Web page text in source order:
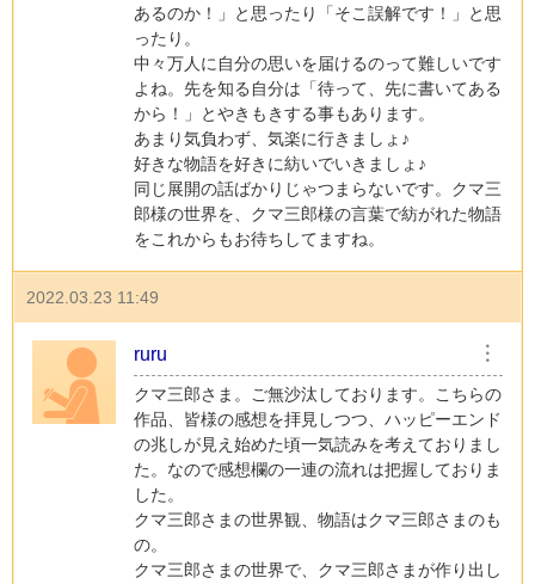
あるのか！」と思ったり「そこ誤解です！」と思
ったり。
中々万人に自分の思いを届けるのって難しいです
よね。先を知る自分は「待って、先に書いてある
から！」とやきもきする事もあります。
あまり気負わず、気楽に行きましょ♪
好きな物語を好きに紡いでいきましょ♪
同じ展開の話ばかりじゃつまらないです。クマ三
郎様の世界を、クマ三郎様の言葉で紡がれた物語
をこれからもお待ちしてますね。
2022.03.23 11:49
ruru ︙
クマ三郎さま。ご無沙汰しております。こちらの
作品、皆様の感想を拝見しつつ、ハッピーエンド
の兆しが見え始めた頃一気読みを考えておりまし
た。なので感想欄の一連の流れは把握しておりま
した。
クマ三郎さまの世界観、物語はクマ三郎さまのも
の。
クマ三郎さまの世界で、クマ三郎さまが作り出し